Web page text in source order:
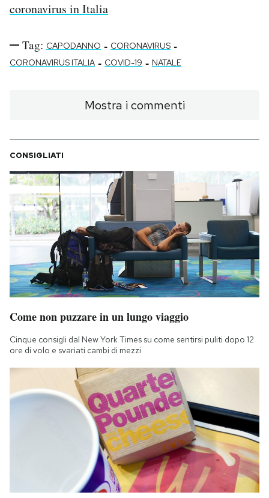
coronavirus in Italia
Tag: CAPODANNO - CORONAVIRUS -
CORONAVIRUS ITALIA - COVID-19 - NATALE
Mostra i commenti
CONSIGLIATI
Come non puzzare in un lungo viaggio
Cinque consigli dal New York Times su come sentirsi puliti dopo 12
ore di volo e svariati cambi di mezzi